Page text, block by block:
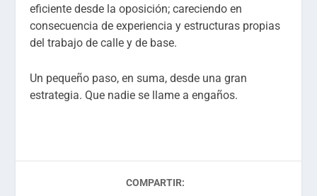
eficiente desde la oposición; careciendo en
consecuencia de experiencia y estructuras propias
del trabajo de calle y de base.
Un pequeño paso, en suma, desde una gran
estrategia. Que nadie se llame a engaños.
COMPARTIR: